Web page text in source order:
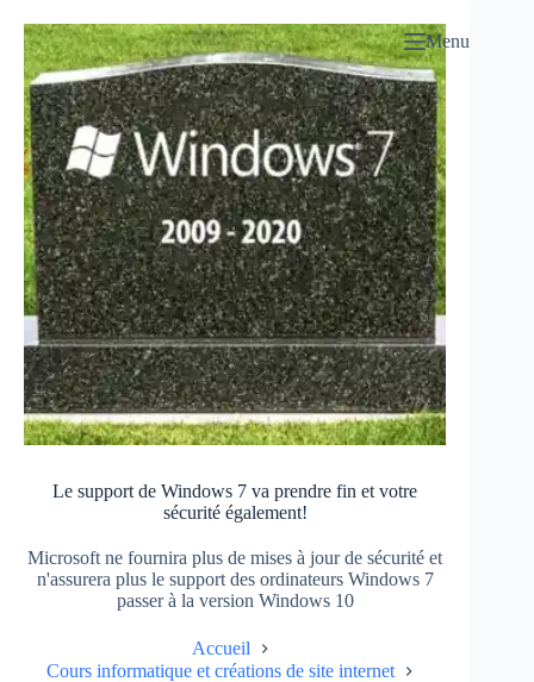
contenu
Menu
Le support de Windows 7 va prendre fin et votre
sécurité également!
Microsoft ne fournira plus de mises à jour de sécurité et
n'assurera plus le support des ordinateurs Windows 7
passer à la version Windows 10
Accueil
Cours informatique et créations de site internet